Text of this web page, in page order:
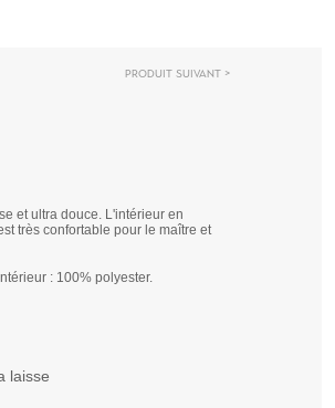
Produit suivant
et ultra douce. L'intérieur en
très confortable pour le maître et
: 100% polyester.
laisse